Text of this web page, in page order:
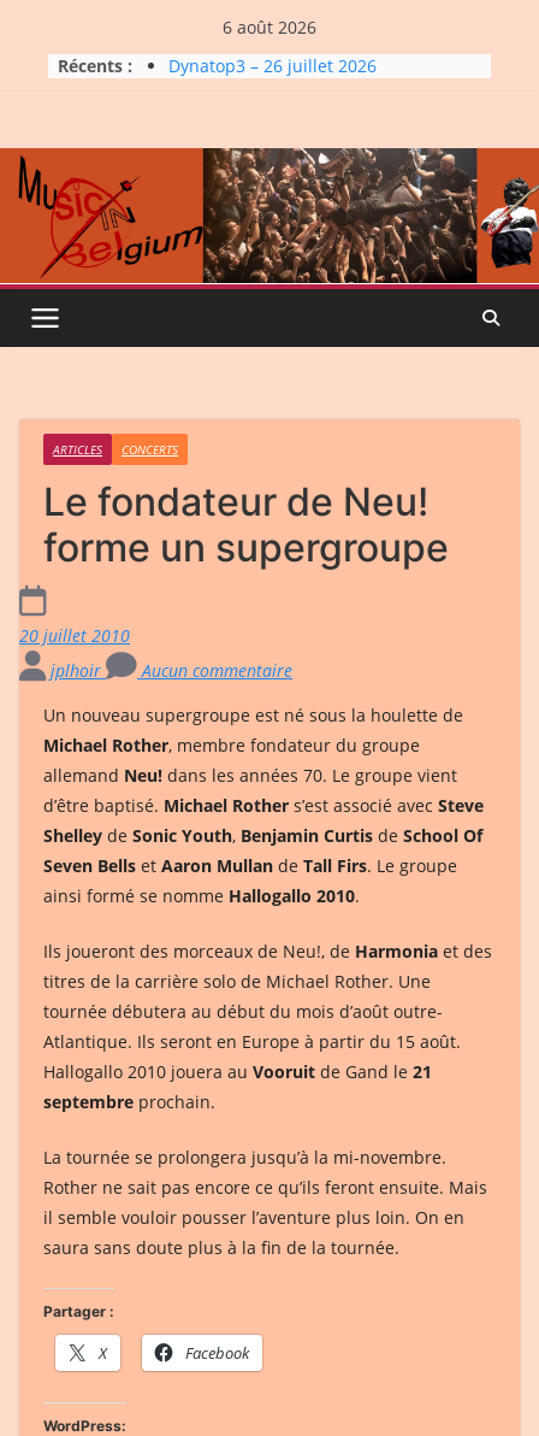
content
6 août 2026
Récents :
Dynatop3 – 26 juillet 2026
Dynatop3 – 02 août 2026
Micro Festival #16, maxi line-
ARTICLES CONCERTS
Le fondateur de Neu!
forme un supergroupe
20 juillet 2010
jplhoir
Aucun commentaire
Un nouveau supergroupe est né sous la houlette de
Michael Rother, membre fondateur du groupe
allemand Neu! dans les années 70. Le groupe vient
d’être baptisé. Michael Rother s’est associé avec Steve
Shelley de Sonic Youth, Benjamin Curtis de School Of
Seven Bells et Aaron Mullan de Tall Firs. Le groupe
ainsi formé se nomme Hallogallo 2010.
Ils joueront des morceaux de Neu!, de Harmonia et des
titres de la carrière solo de Michael Rother. Une
tournée débutera au début du mois d’août outre-
Atlantique. Ils seront en Europe à partir du 15 août.
Hallogallo 2010 jouera au Vooruit de Gand le 21
septembre prochain.
La tournée se prolongera jusqu’à la mi-novembre.
Rother ne sait pas encore ce qu’ils feront ensuite. Mais
il semble vouloir pousser l’aventure plus loin. On en
saura sans doute plus à la fin de la tournée.
Partager :
X Facebook
WordPress: